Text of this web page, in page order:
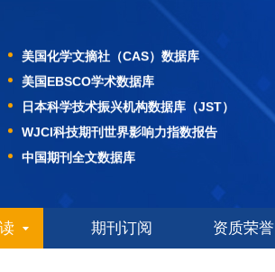
美国化学文摘社（CAS）数据库
美国EBSCO学术数据库
日本科学技术振兴机构数据库（JST）
WJCI科技期刊世界影响力指数报告
中国期刊全文数据库
中国核心期刊（遴选）数据库
期刊订阅 资质荣誉